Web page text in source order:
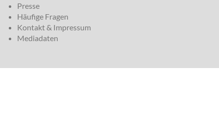
Presse
Häufige Fragen
Kontakt & Impressum
Mediadaten